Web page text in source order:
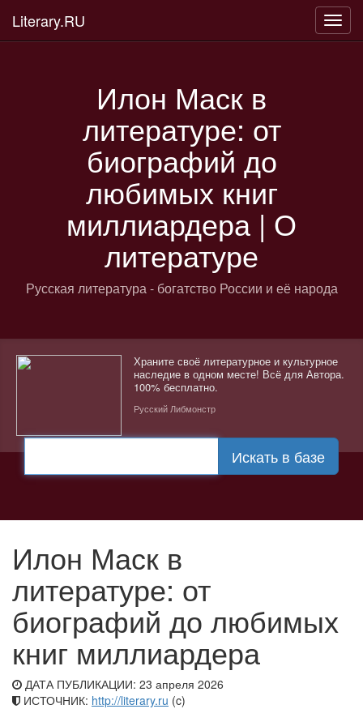
Literary.RU
Илон Маск в
литературе: от
биографий до
любимых книг
миллиардера | О
литературе
Русская литература - богатство России и её народа
Храните своё литературное и культурное
наследие в одном месте! Всё для Автора.
100% бесплатно.
Русский Либмонстр
Искать в базе
Илон Маск в
литературе: от
биографий до любимых
книг миллиардера
ДАТА ПУБЛИКАЦИИ: 23 апреля 2026
ИСТОЧНИК: http://literary.ru (c)